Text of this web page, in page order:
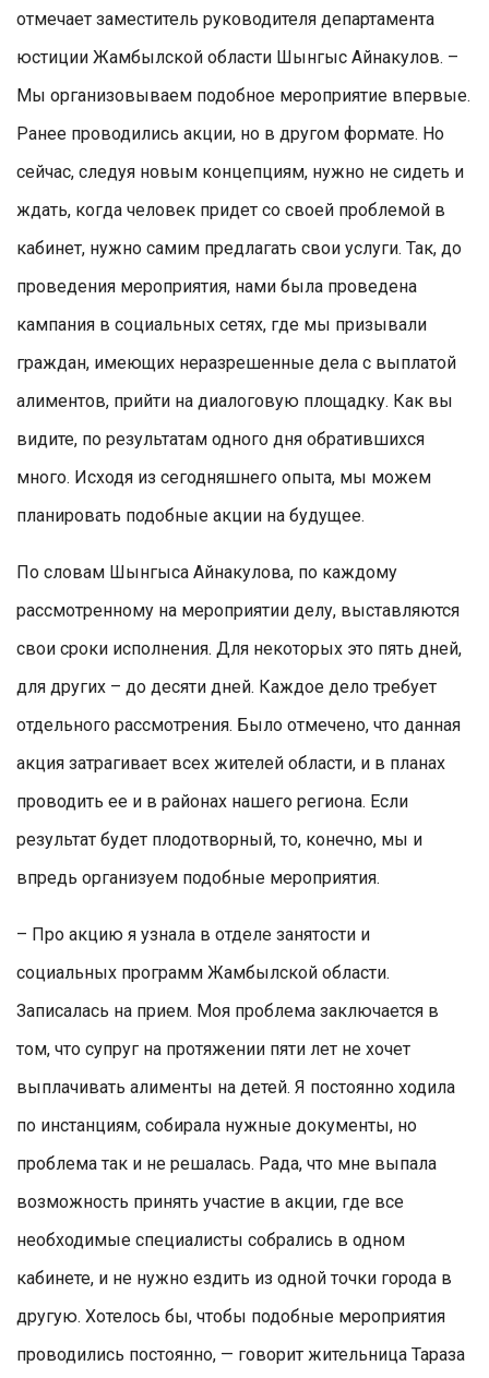
отмечает заместитель руководителя департамента
юстиции Жамбылской области Шынгыс Айнакулов. –
Мы организовываем подобное мероприятие впервые.
Ранее проводились акции, но в другом формате. Но
сейчас, следуя новым концепциям, нужно не сидеть и
ждать, когда человек придет со своей проблемой в
кабинет, нужно самим предлагать свои услуги. Так, до
проведения мероприятия, нами была проведена
кампания в социальных сетях, где мы призывали
граждан, имеющих неразрешенные дела с выплатой
алиментов, прийти на диалоговую площадку. Как вы
видите, по результатам одного дня обратившихся
много. Исходя из сегодняшнего опыта, мы можем
планировать подобные акции на будущее.
По словам Шынгыса Айнакулова, по каждому
рассмотренному на мероприятии делу, выставляются
свои сроки исполнения. Для некоторых это пять дней,
для других – до десяти дней. Каждое дело требует
отдельного рассмотрения. Было отмечено, что данная
акция затрагивает всех жителей области, и в планах
проводить ее и в районах нашего региона. Если
результат будет плодотворный, то, конечно, мы и
впредь организуем подобные мероприятия.
– Про акцию я узнала в отделе занятости и
социальных программ Жамбылской области.
Записалась на прием. Моя проблема заключается в
том, что супруг на протяжении пяти лет не хочет
выплачивать алименты на детей. Я постоянно ходила
по инстанциям, собирала нужные документы, но
проблема так и не решалась. Рада, что мне выпала
возможность принять участие в акции, где все
необходимые специалисты собрались в одном
кабинете, и не нужно ездить из одной точки города в
другую. Хотелось бы, чтобы подобные мероприятия
проводились постоянно, — говорит жительница Тараза